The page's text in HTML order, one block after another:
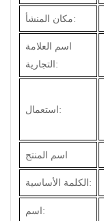
مكان المنشأ:
اسم العلامة
التجارية:
استعمال:
اسم المنتج
الكلمة الأساسية:
اسم: